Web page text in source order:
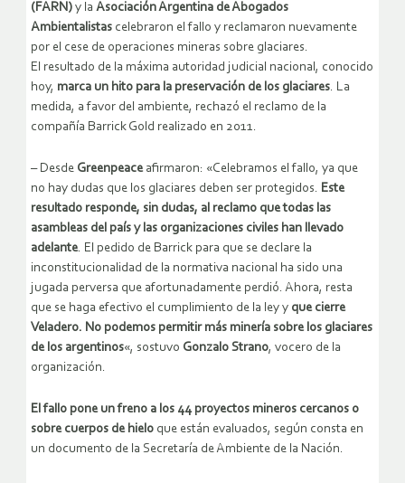
(FARN) y la Asociación Argentina de Abogados
Ambientalistas celebraron el fallo y reclamaron nuevamente
por el cese de operaciones mineras sobre glaciares.
El resultado de la máxima autoridad judicial nacional, conocido
hoy, marca un hito para la preservación de los glaciares. La
medida, a favor del ambiente, rechazó el reclamo de la
compañía Barrick Gold realizado en 2011.
– Desde Greenpeaceafirmaron: «Celebramos el fallo, ya que
no hay dudas que los glaciares deben ser protegidos. Este
resultado responde, sin dudas, al reclamo que todas las
asambleas del país y las organizaciones civiles han llevado
adelante. El pedido de Barrick para que se declare la
inconstitucionalidad de la normativa nacional ha sido una
jugada perversa que afortunadamente perdió. Ahora, resta
que se haga efectivo el cumplimiento de la ley y que cierre
Veladero. No podemos permitir más minería sobre los glaciares
de los argentinos«, sostuvo Gonzalo Strano, vocero de la
organización.
El fallo pone un freno a los 44 proyectos mineros cercanos o
sobre cuerpos de hielo que están evaluados, según consta en
un documento de la Secretaría de Ambiente de la Nación.